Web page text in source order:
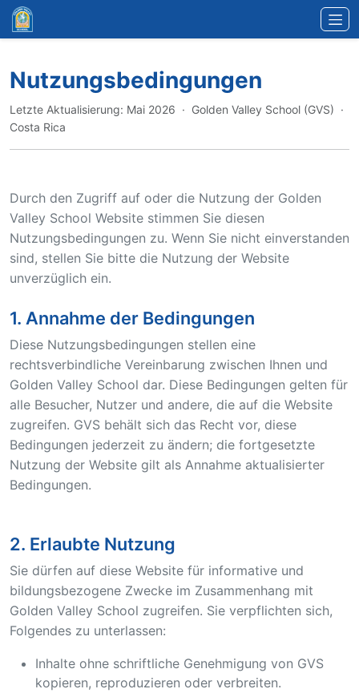
Zum Hauptinhalt springen
Nutzungsbedingungen
Letzte Aktualisierung: Mai 2026 · Golden Valley School (GVS) ·
Costa Rica
Durch den Zugriff auf oder die Nutzung der Golden
Valley School Website stimmen Sie diesen
Nutzungsbedingungen zu. Wenn Sie nicht einverstanden
sind, stellen Sie bitte die Nutzung der Website
unverzüglich ein.
1. Annahme der Bedingungen
Diese Nutzungsbedingungen stellen eine
rechtsverbindliche Vereinbarung zwischen Ihnen und
Golden Valley School dar. Diese Bedingungen gelten für
alle Besucher, Nutzer und andere, die auf die Website
zugreifen. GVS behält sich das Recht vor, diese
Bedingungen jederzeit zu ändern; die fortgesetzte
Nutzung der Website gilt als Annahme aktualisierter
Bedingungen.
2. Erlaubte Nutzung
Sie dürfen auf diese Website für informative und
bildungsbezogene Zwecke im Zusammenhang mit
Golden Valley School zugreifen. Sie verpflichten sich,
Folgendes zu unterlassen:
Inhalte ohne schriftliche Genehmigung von GVS
kopieren, reproduzieren oder verbreiten.